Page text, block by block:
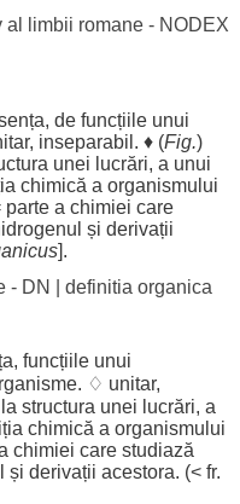
limbii romane - NODEX
, de funcțiileunui
, inseparabil . ♦ (Fig.)
unei lucrări, a unui
chimică a organismului
partea chimiei care
și derivații
].
- DN
definitia organica
, funcțiileunui
. ♢ unitar,
la structura unei lucrări, a
chimică a organismului
chimiei care studiază
și derivații acestora. (< fr.